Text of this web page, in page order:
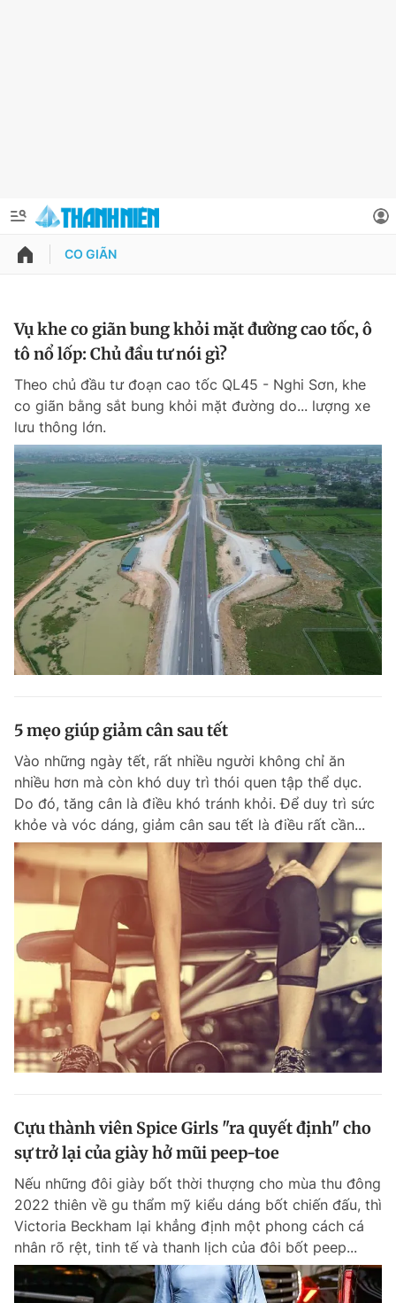
QUẢNG CÁO
Chuyên mục khác
Chào ngày mới Tin 24h
Tin thị trường Tin 360
Video Magazine
Sản phẩm khác
Tiện ích Bạn cần biết
Thông tin tòa soạn Liên hệ quảng cáo
Đọc Thanh Niên trên điện thoại
Theo dõi báo trên
Hotline
0906 645 777
Liên hệ quảng cáo
0908 780 404
Phó tổng biên tập thường trực: Hải Thành
Phó tổng biên tập: Lâm Hiếu Dũng
Phó tổng biên tập: Trần Việt Hưng
Tổng thư ký tòa soạn: Đức Trung
Giấy phép xuất bản số 110/GP - BTTTT cấp ngày 24.3.2020
© 2003-2026 Bản quyền thuộc về Báo Thanh Niên. Cấm sao chép
dưới mọi hình thức nếu không có sự chấp thuận bằng văn bản.
Phát triển bởi ePi Technologies, JSC.
Thông tin tài khoản
Đổi mật khẩu
Tin đã lưu
Tin đã xem
Đăng xuất
CO GIÃN
Vụ khe co giãn bung khỏi mặt đường cao tốc, ô
tô nổ lốp: Chủ đầu tư nói gì?
Theo chủ đầu tư đoạn cao tốc QL45 - Nghi Sơn, khe
co giãn bằng sắt bung khỏi mặt đường do... lượng xe
lưu thông lớn.
5 mẹo giúp giảm cân sau tết
Vào những ngày tết, rất nhiều người không chỉ ăn
nhiều hơn mà còn khó duy trì thói quen tập thể dục.
Do đó, tăng cân là điều khó tránh khỏi. Để duy trì sức
khỏe và vóc dáng, giảm cân sau tết là điều rất cần...
Cựu thành viên Spice Girls "ra quyết định" cho
sự trở lại của giày hở mũi peep-toe
Nếu những đôi giày bốt thời thượng cho mùa thu đông
2022 thiên về gu thẩm mỹ kiểu dáng bốt chiến đấu, thì
Victoria Beckham lại khẳng định một phong cách cá
nhân rõ rệt, tinh tế và thanh lịch của đôi bốt peep...